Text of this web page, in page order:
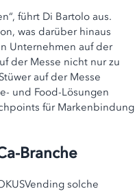
führt Di Bartolo aus.
was darüber hinaus
Unternehmen auf der
der Messe nicht nur zu
auf der Messe
und Food-Lösungen
für Markenbindung
Branche
solche